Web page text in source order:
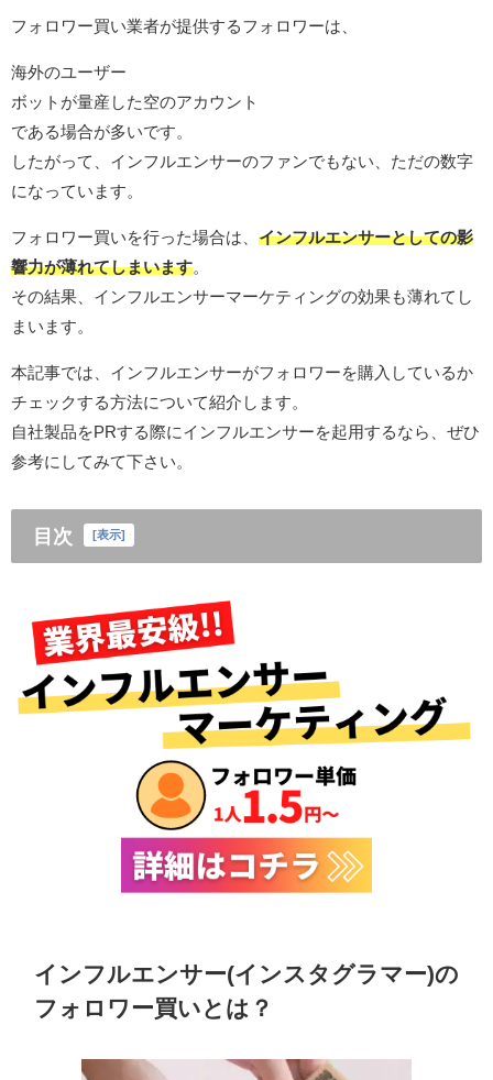
フォロワー買い業者が提供するフォロワーは、
海外のユーザー
ボットが量産した空のアカウント
である場合が多いです。
したがって、インフルエンサーのファンでもない、ただの数字
になっています。
フォロワー買いを行った場合は、 インフルエンサーとしての影
響力が薄れてしまいます。
その結果、インフルエンサーマーケティングの効果も薄れてし
まいます。
本記事では、インフルエンサーがフォロワーを購入しているか
チェックする方法について紹介します。
自社製品をPRする際にインフルエンサーを起用するなら、ぜひ
参考にしてみて下さい。
目次 [表示]
インフルエンサー(インスタグラマー)の
フォロワー買いとは？